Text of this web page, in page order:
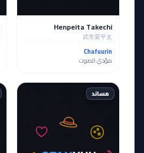
Henpeita Takechi
武市変平太
Chafuurin
مؤدي الصوت
مساند